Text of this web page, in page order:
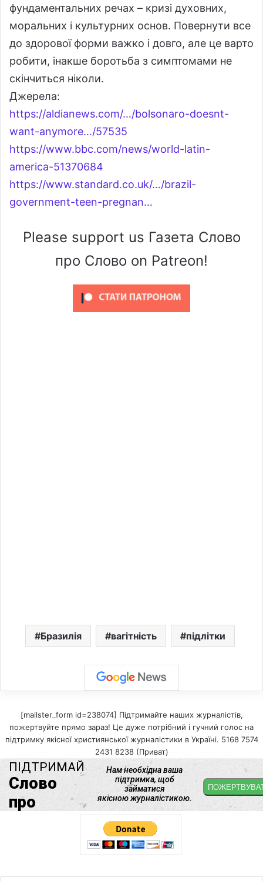
фундаментальних речах – кризі духовних,
моральних і культурних основ. Повернути все
до здорової форми важко і довго, але це варто
робити, інакше боротьба з симптомами не
скінчиться ніколи.
Джерела:
https://aldianews.com/…/bolsonaro-doesnt-
want-anymore…/57535
https://www.bbc.com/news/world-latin-
america-51370684
https://www.standard.co.uk/…/brazil-
government-teen-pregnan…
Please support us Газета Слово
про Слово on Patreon!
Бразилія вагітність підлітки
[mailster_form id=238074] Підтримайте наших журналістів,
пожертвуйте прямо зараз! Це дуже потрібний і гучний голос на
підтримку якісної християнської журналістики в Україні. 5168 7574
2431 8238 (Приват)